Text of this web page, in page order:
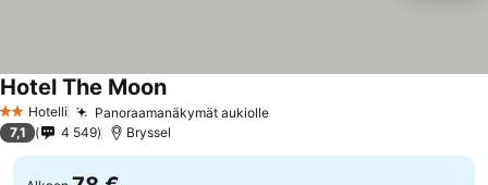
2 Tähtiluokitus
Hotelli Panoraamanäkymät aukiolleKatso hinnat
Hotel The MoonKatso hinnat
7,1 4 549 Bryssel